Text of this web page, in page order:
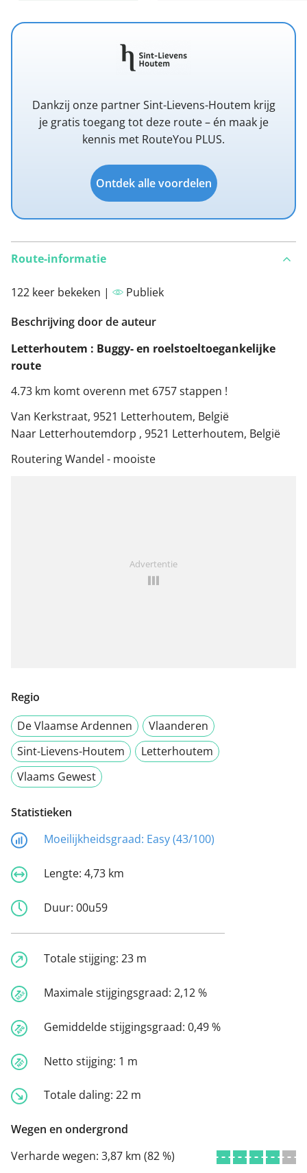
Dankzij onze partner Sint-Lievens-Houtem krijg
je gratis toegang tot deze route – én maak je
kennis met RouteYou PLUS.
Ontdek alle voordelen
Route-informatie
122 keer bekeken |
Publiek
Beschrijving door de auteur
Letterhoutem : Buggy- en roelstoeltoegankelijke
route
4.73 km komt overenn met 6757 stappen !
Van Kerkstraat, 9521 Letterhoutem, België
Naar Letterhoutemdorp , 9521 Letterhoutem, België
Routering Wandel - mooiste
Advertentie
Regio
De Vlaamse Ardennen
Vlaanderen
Sint-Lievens-Houtem
Letterhoutem
Vlaams Gewest
Statistieken
Moeilijkheidsgraad: Easy (43/100)
Lengte: 4,73 km
Duur: 00u59
Totale stijging: 23 m
Maximale stijgingsgraad: 2,12 %
Gemiddelde stijgingsgraad: 0,49 %
Netto stijging: 1 m
Totale daling: 22 m
Wegen en ondergrond
Verharde wegen: 3,87 km (82 %)